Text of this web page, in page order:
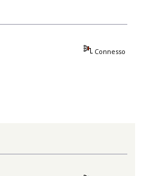
Connesso